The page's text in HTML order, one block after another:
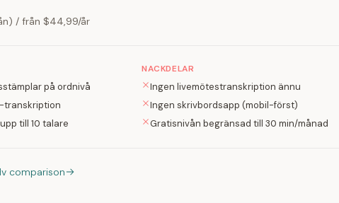
/ från $44,99/år
på ordnivå
transkription
till 10 talare
NACKDELAR
Ingen livemötestranskription ännu
Ingen skrivbordsapp (mobil-först)
Gratisnivån begränsad till 30 min/månad
comparison